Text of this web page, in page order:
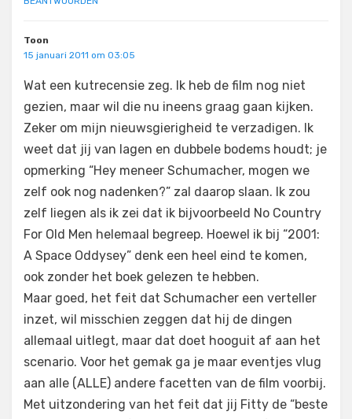
Toon
15 januari 2011 om 03:05
Wat een kutrecensie zeg. Ik heb de film nog niet
gezien, maar wil die nu ineens graag gaan kijken.
Zeker om mijn nieuwsgierigheid te verzadigen. Ik
weet dat jij van lagen en dubbele bodems houdt; je
opmerking “Hey meneer Schumacher, mogen we
zelf ook nog nadenken?” zal daarop slaan. Ik zou
zelf liegen als ik zei dat ik bijvoorbeeld No Country
For Old Men helemaal begreep. Hoewel ik bij “2001:
A Space Oddysey” denk een heel eind te komen,
ook zonder het boek gelezen te hebben.
Maar goed, het feit dat Schumacher een verteller
inzet, wil misschien zeggen dat hij de dingen
allemaal uitlegt, maar dat doet hooguit af aan het
scenario. Voor het gemak ga je maar eventjes vlug
aan alle (ALLE) andere facetten van de film voorbij.
Met uitzondering van het feit dat jij Fitty de “beste